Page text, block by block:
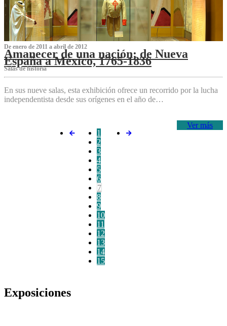
De enero de 2011 a abril de 2012
Amanecer de una nación: de Nueva
España a México, 1765-1836
Salas de historia
En sus nueve salas, esta exhibición ofrece un recorrido por la lucha
independentista desde sus orígenes en el año de…
Ver más
1
2
3
4
5
6
7
8
9
10
11
12
13
14
15
Exposiciones